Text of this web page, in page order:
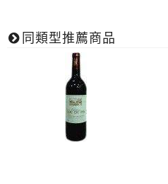
同類型推薦商品